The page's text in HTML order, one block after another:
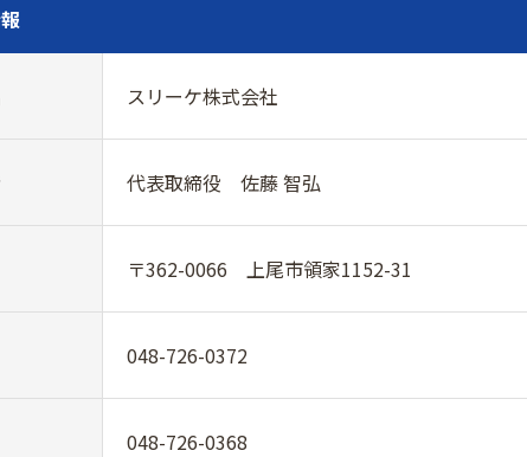
スリーケ株式会社
代表取締役 佐藤 智弘
〒362-0066 上尾市領家1152-31
048-726-0372
048-726-0368